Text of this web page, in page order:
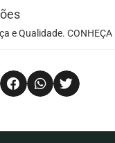
e Qualidade.